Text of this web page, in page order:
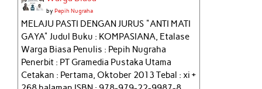
byPepih Nugraha
MELAJU PASTI DENGAN JURUS "ANTI MATI
GAYA" Judul Buku : KOMPASIANA, Etalase
Warga Biasa Penulis : Pepih Nugraha
Penerbit : PT Gramedia Pustaka Utama
Cetakan : Pertama, Oktober 2013 Tebal : xi +